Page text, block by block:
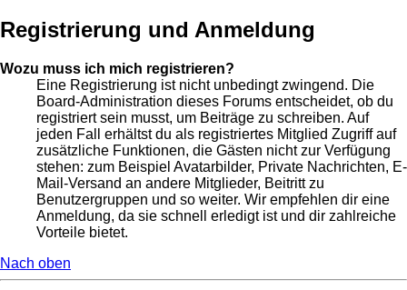
Registrierung und Anmeldung
Wozu muss ich mich registrieren?
Eine Registrierung ist nicht unbedingt zwingend. Die
Board-Administration dieses Forums entscheidet, ob du
registriert sein musst, um Beiträge zu schreiben. Auf
jeden Fall erhältst du als registriertes Mitglied Zugriff auf
zusätzliche Funktionen, die Gästen nicht zur Verfügung
stehen: zum Beispiel Avatarbilder, Private Nachrichten, E-
Mail-Versand an andere Mitglieder, Beitritt zu
Benutzergruppen und so weiter. Wir empfehlen dir eine
Anmeldung, da sie schnell erledigt ist und dir zahlreiche
Vorteile bietet.
Nach oben